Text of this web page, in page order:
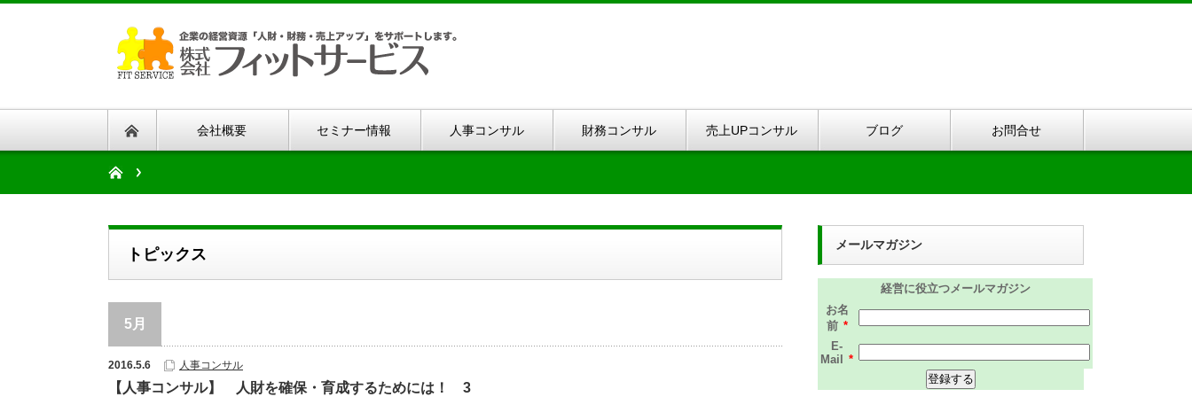
会社概要 セミナー情報 人事コンサル 財務コンサル 売上UPコンサル ブログ お問合せ
トピックス
5月
2016.5.6 人事コンサル
【人事コンサル】 人財を確保・育成するためには！ 3
メールマガジン
経営に役立つメールマガジン
お名
前 *
E-
Mail
*